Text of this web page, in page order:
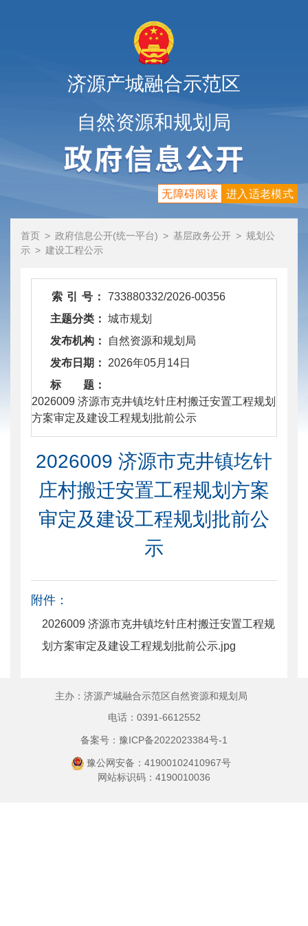
济源产城融合示范区
自然资源和规划局
进入适老模式
无障碍阅读
首页 > 政府信息公开(统一平台) > 基层政务公开 > 规划公
示 > 建设工程公示
索 引 号：
733880332/2026-00356
主题分类： 城市规划
发布机构：
自然资源和规划局
发布日期：
2026年05月14日
标 题：
​ 2026009 济源市克井镇圪针庄村搬迁安置工程规划
方案审定及建设工程规划批前公示
2026009 济源市克井镇圪针
庄村搬迁安置工程规划方案
审定及建设工程规划批前公
示
附件：
2026009 济源市克井镇圪针庄村搬迁安置工程规
划方案审定及建设工程规划批前公示.jpg
主办：济源产城融合示范区自然资源和规划局
电话：0391-6612552
备案号：豫ICP备2022023384号-1
豫公网安备：41900102410967号
网站标识码：4190010036